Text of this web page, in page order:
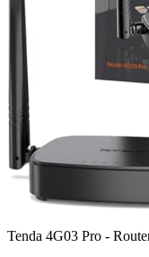
Tenda 4G03 Pro -